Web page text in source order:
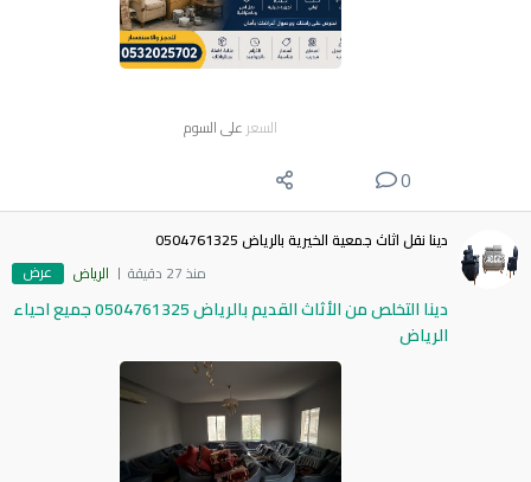
السعر على السوم
0
دينا نقل اثاث جمعية الخيرية بالرياض 0504761325
منذ 27 دقيقة
الرياض عرض
دينا التخلص من الأثاث القديم بالرياض 0504761325 جميع احياء
الرياض